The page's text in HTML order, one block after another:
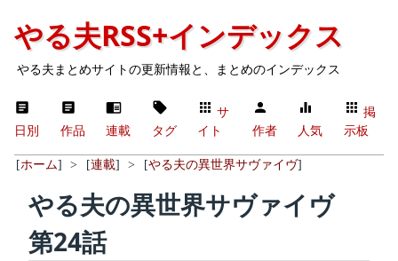
やる夫RSS+インデックス
やる夫まとめサイトの更新情報と、まとめのインデックス
日別 作品 連載 タグ
サ
イト
作者 人気
掲
示板
[ホーム] > [連載] > [やる夫の異世界サヴァイヴ]
やる夫の異世界サヴァイヴ
第24話